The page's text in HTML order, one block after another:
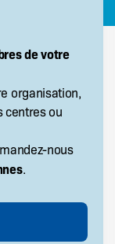
de votre
organisation,
centres ou
nous
.